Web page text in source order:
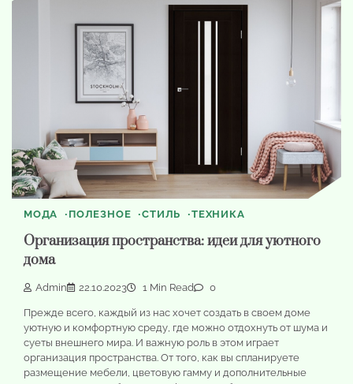
МОДА ПОЛЕЗНОЕ СТИЛЬ ТЕХНИКА
Организация пространства: идеи для уютного
дома
Admin 22.10.2023 1 Min Read 0
Прежде всего, каждый из нас хочет создать в своем доме
уютную и комфортную среду, где можно отдохнуть от шума и
суеты внешнего мира. И важную роль в этом играет
организация пространства. От того, как вы спланируете
размещение мебели, цветовую гамму и дополнительные